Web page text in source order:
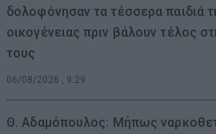
δολοφόνησαν τα τέσσερα παιδιά
οικογένειας πριν βάλουν τέλος
τους
06/08/2026 , 9:29
Θ. Αδαμόπουλος: Μήπως